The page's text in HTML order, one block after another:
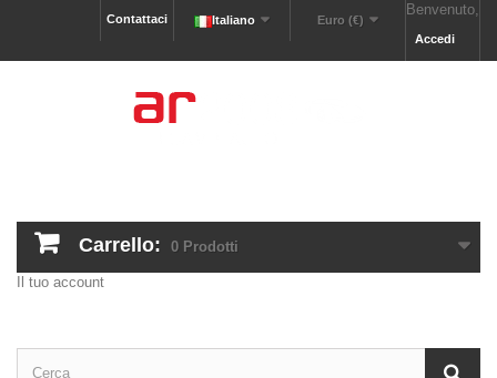
Benvenuto,
Accedi
Euro (€)
Italiano
Contattaci
Carrello: 0 Prodotti
Il tuo account